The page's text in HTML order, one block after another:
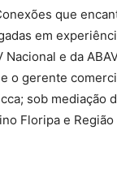
que
em
Nacional e da
o gerente
sob mediação
Floripa e